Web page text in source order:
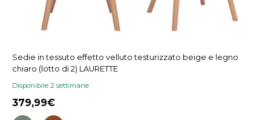
Sedie in tessuto effetto velluto testurizzato beige e legno
chiaro (lotto di 2) LAURETTE
Disponibile 2 settimane
379,99